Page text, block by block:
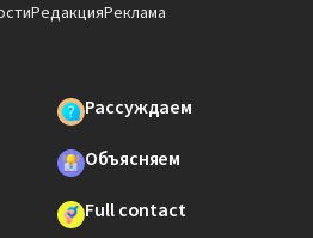
РедакцияРеклама
Рассуждаем
Объясняем
Full contact